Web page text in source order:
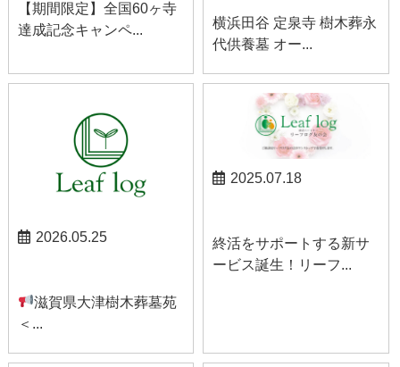
【期間限定】全国60ヶ寺
達成記念キャンペ...
横浜田谷 定泉寺 樹木葬永
代供養墓 オー...
2026.05.25
滋賀県大津樹木葬墓苑
＜...
2025.07.18
終活をサポートする新サ
ービス誕生！リーフ...